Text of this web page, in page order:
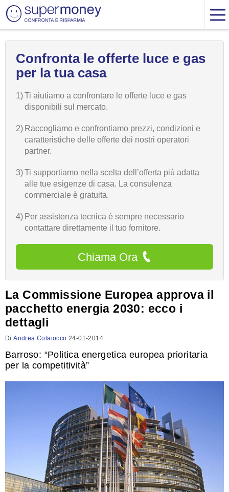
Confronta le offerte luce e gas
per la tua casa
1)Ti aiutiamo a confrontare le offerte luce e gas
disponibili sul mercato.
2) Raccogliamo e confrontiamo prezzi, condizioni e
caratteristiche delle offerte dei nostri operatori
partner.
3)Ti supportiamo nella scelta dell’offerta più adatta
alle tue esigenze di casa. La consulenza
commerciale è gratuita.
4) Per assistenza tecnica è sempre necessario
contattare direttamente il tuo fornitore.
Chiama Ora
La Commissione Europea approva il
pacchetto energia 2030: ecco i
dettagli
DiAndrea Colaiocco 24-01-2014
Barroso: “Politica energetica europea prioritaria
per la competitività”